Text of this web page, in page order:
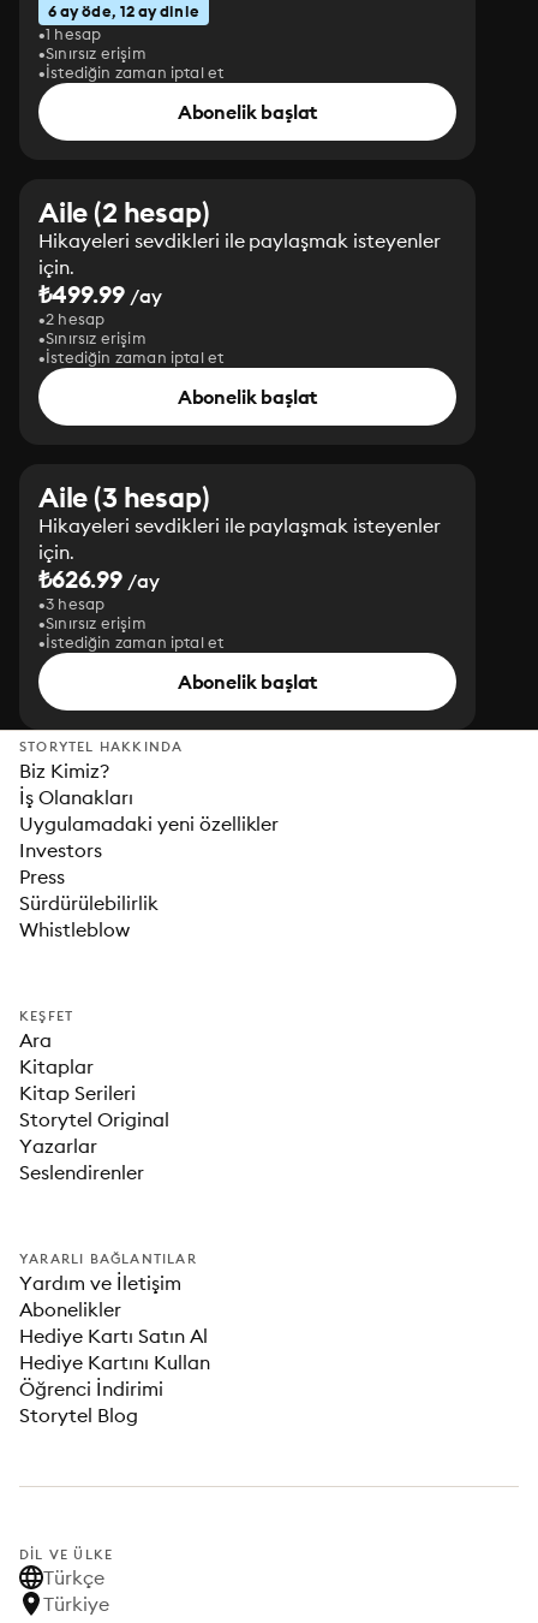
6 ay öde, 12 ay dinle
1 hesap
Sınırsız erişim
İstediğin zaman iptal et
Abonelik başlat
Aile (2 hesap)
Hikayeleri sevdikleri ile paylaşmak isteyenler
için.
₺499.99 /ay
2 hesap
Sınırsız erişim
İstediğin zaman iptal et
Abonelik başlat
Aile (3 hesap)
Hikayeleri sevdikleri ile paylaşmak isteyenler
için.
₺626.99 /ay
3 hesap
Sınırsız erişim
İstediğin zaman iptal et
Abonelik başlat
STORYTEL HAKKINDA
Biz Kimiz?
İş Olanakları
Uygulamadaki yeni özellikler
Investors
Press
Sürdürülebilirlik
Whistleblow
KEŞFET
Ara
Kitaplar
Kitap Serileri
Storytel Original
Yazarlar
Seslendirenler
YARARLI BAĞLANTILAR
Yardım ve İletişim
Abonelikler
Hediye Kartı Satın Al
Hediye Kartını Kullan
Öğrenci İndirimi
Storytel Blog
DIL VE ÜLKE
Türkçe
Türkiye